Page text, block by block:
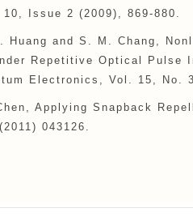
Issue 2 (2009), 869-880.
and S. M. Chang,
Repetitive Optical Pulse
Electronics, Vol. 15, No. 3
Applying Snapback
043126.